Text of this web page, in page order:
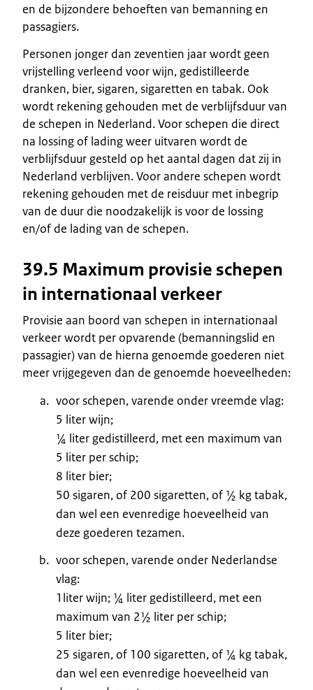
en de bijzondere behoeften van bemanning en
passagiers.
Personen jonger dan zeventien jaar wordt geen
vrijstelling verleend voor wijn, gedistilleerde
dranken, bier, sigaren, sigaretten en tabak. Ook
wordt rekening gehouden met de verblijfsduur van
de schepen in Nederland. Voor schepen die direct
na lossing of lading weer uitvaren wordt de
verblijfsduur gesteld op het aantal dagen dat zij in
Nederland verblijven. Voor andere schepen wordt
rekening gehouden met de reisduur met inbegrip
van de duur die noodzakelijk is voor de lossing
en/of de lading van de schepen.
39.5 Maximum provisie schepen
in internationaal verkeer
Provisie aan boord van schepen in internationaal
verkeer wordt per opvarende (bemanningslid en
passagier) van de hierna genoemde goederen niet
meer vrijgegeven dan de genoemde hoeveelheden:
voor schepen, varende onder vreemde vlag:
5 liter wijn;
¼ liter gedistilleerd, met een maximum van
5 liter per schip;
8 liter bier;
50 sigaren, of 200 sigaretten, of ½ kg tabak,
dan wel een evenredige hoeveelheid van
deze goederen tezamen.
voor schepen, varende onder Nederlandse
vlag:
1liter wijn; ¼ liter gedistilleerd, met een
maximum van 2½ liter per schip;
5 liter bier;
25 sigaren, of 100 sigaretten, of ¼ kg tabak,
dan wel een evenredige hoeveelheid van